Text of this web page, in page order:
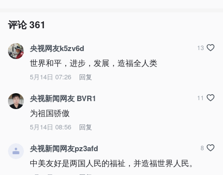
评论361
央视网友k5zv6d
世界和平，进步，发展，造福全人类
5月14日 07:26 回复
13
央视新闻网友 BVR1
为祖国骄傲
5月14日 08:56 回复
11
央视新闻网友pz3afd
中美友好是两国人民的福祉，并造福世界人民。
8